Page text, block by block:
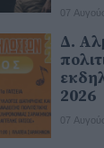
07
Δ.
2026
07